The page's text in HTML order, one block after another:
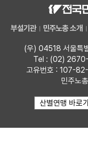
부설기관 민주노총 소개
(우) 04518 서울특
Tel : (02)
고유번호 : 107-
민주노